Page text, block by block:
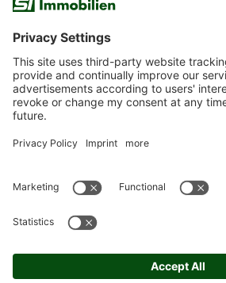
Telefax: 0211 - 99 33
IMPRESSUM